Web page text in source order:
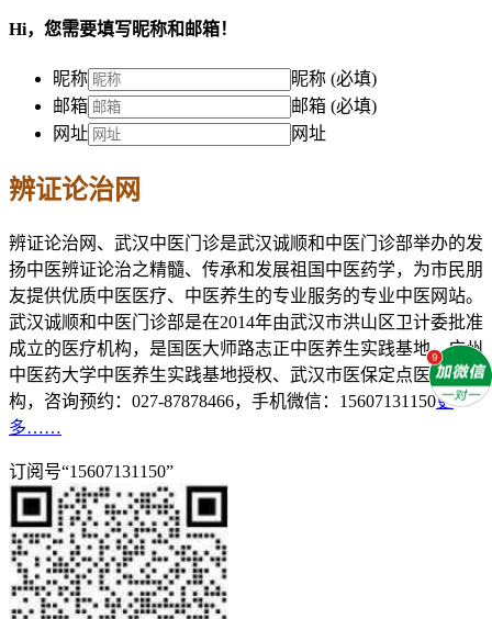
Hi，您需要填写昵称和邮箱！
昵称
昵称 (必填)
邮箱
邮箱 (必填)
网址
网址
辨证论治网
辨证论治网、武汉中医门诊是武汉诚顺和中医门诊部举办的发
扬中医辨证论治之精髓、传承和发展祖国中医药学，为市民朋
友提供优质中医医疗、中医养生的专业服务的专业中医网站。
武汉诚顺和中医门诊部是在2014年由武汉市洪山区卫计委批准
成立的医疗机构，是国医大师路志正中医养生实践基地、广州
中医药大学中医养生实践基地授权、武汉市医保定点医疗机
构，咨询预约：027-87878466，手机微信：15607131150更
多……
订阅号“15607131150”